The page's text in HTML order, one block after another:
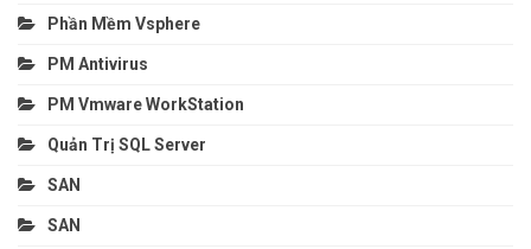
Phần Mềm Vsphere
PM Antivirus
PM Vmware WorkStation
Quản Trị SQL Server
SAN
SAN